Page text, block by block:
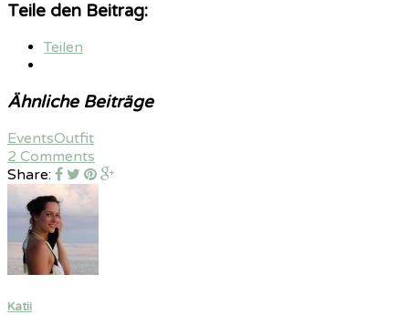
Teile den Beitrag:
Teilen
Ähnliche Beiträge
EventsOutfit
2 Comments
Share:
Katii